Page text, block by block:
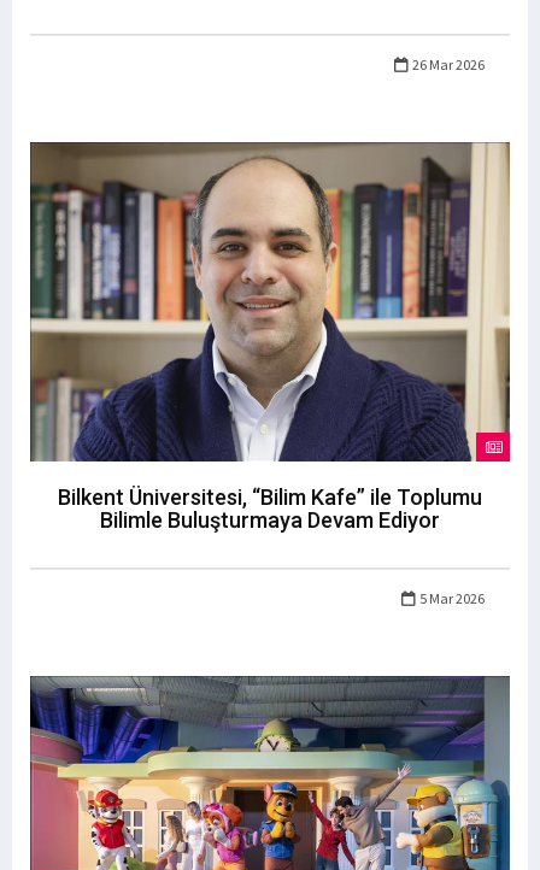
26 Mar 2026
Bilkent Üniversitesi, “Bilim Kafe” ile Toplumu
Bilimle Buluşturmaya Devam Ediyor
5 Mar 2026